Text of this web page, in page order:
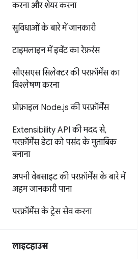
करना और शेयर करना
सुविधाओं के बारे में जानकारी
टाइमलाइन में इवेंट का रेफ़रंस
सीएसएस सिलेक्टर की परफ़ॉर्मेंस का
विश्लेषण करना
प्रोफ़ाइल Node.js की परफ़ॉर्मेंस
Extensibility API की मदद से,
परफ़ॉर्मेंस डेटा को पसंद के मुताबिक
बनाना
अपनी वेबसाइट की परफ़ॉर्मेंस के बारे में
अहम जानकारी पाना
परफ़ॉर्मेंस के ट्रेस सेव करना
लाइटहाउस